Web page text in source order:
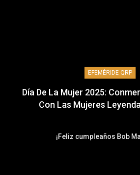
EFEMÉRIDE QRP
Día De La Mujer 2025:
Con Las Mujeres
¡Feliz cumpleaños Bob